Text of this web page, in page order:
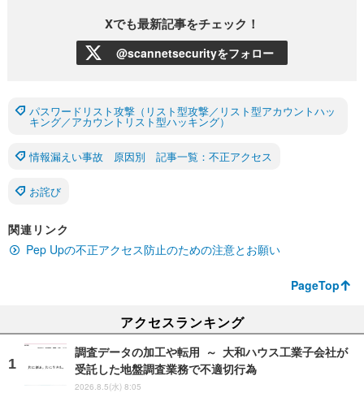
Xでも最新記事をチェック！
@scannetsecurityをフォロー
パスワードリスト攻撃（リスト型攻撃／リスト型アカウントハッ
キング／アカウントリスト型ハッキング）
情報漏えい事故 原因別 記事一覧：不正アクセス
お詫び
関連リンク
Pep Upの不正アクセス防止のための注意とお願い
PageTop
アクセスランキング
調査データの加工や転用 ～ 大和ハウス工業子会社が
受託した地盤調査業務で不適切行為
2026.8.5(水) 8:05